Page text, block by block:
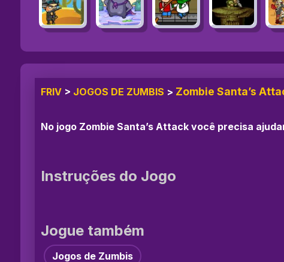
FRIV > JOGOS DE ZUMBIS > Zombie Santa’s
No jogo Zombie Santa’s Attack você precisa
Instruções do Jogo
Jogue também
Jogos de Zumbis